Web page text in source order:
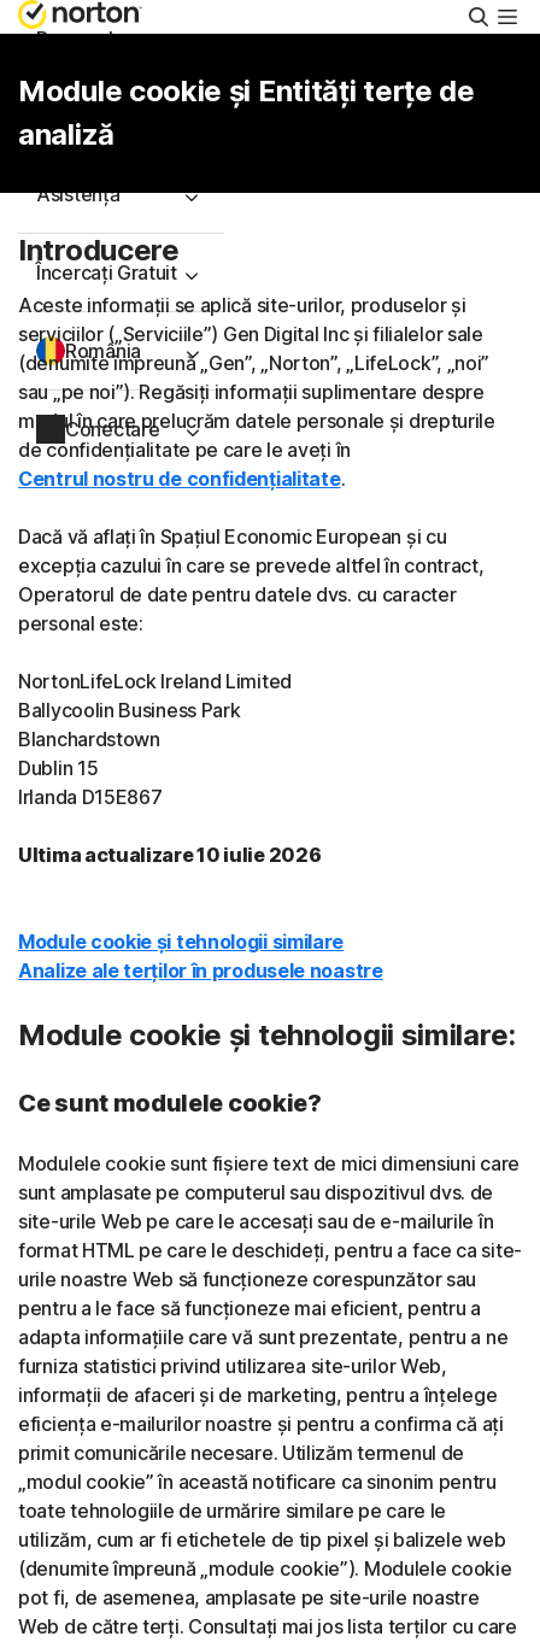
Personal
Asistență
Încercați Gratuit
România
Conectare
Module cookie și Entități terțe de
analiză
Introducere
Aceste informații se aplică site-urilor, produselor și
serviciilor („Serviciile”) Gen Digital Inc și filialelor sale
(denumite împreună „Gen”, „Norton”, „LifeLock”, „noi”
sau „pe noi”). Regăsiți informații suplimentare despre
modul în care prelucrăm datele personale și drepturile
de confidențialitate pe care le aveți în
Centrul nostru de confidențialitate.
Dacă vă aflați în Spațiul Economic European și cu
excepția cazului în care se prevede altfel în contract,
Operatorul de date pentru datele dvs. cu caracter
personal este:
NortonLifeLock Ireland Limited
Ballycoolin Business Park
Blanchardstown
Dublin 15
Irlanda D15E867
Ultima actualizare 10 iulie 2026
Module cookie și tehnologii similare
Analize ale terților în produsele noastre
Module cookie și tehnologii similare:
Ce sunt modulele cookie?
Modulele cookie sunt fișiere text de mici dimensiuni care
sunt amplasate pe computerul sau dispozitivul dvs. de
site-urile Web pe care le accesați sau de e-mailurile în
format HTML pe care le deschideți, pentru a face ca site-
urile noastre Web să funcționeze corespunzător sau
pentru a le face să funcționeze mai eficient, pentru a
adapta informațiile care vă sunt prezentate, pentru a ne
furniza statistici privind utilizarea site-urilor Web,
informații de afaceri și de marketing, pentru a înțelege
eficiența e-mailurilor noastre și pentru a confirma că ați
primit comunicările necesare. Utilizăm termenul de
„modul cookie” în această notificare ca sinonim pentru
toate tehnologiile de urmărire similare pe care le
utilizăm, cum ar fi etichetele de tip pixel și balizele web
(denumite împreună „module cookie”). Modulele cookie
pot fi, de asemenea, amplasate pe site-urile noastre
Web de către terți. Consultați mai jos lista terților cu care